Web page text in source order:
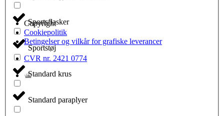
Sportsflasker
Sportstøj
Standard krus
Standard paraplyer
Copyright
Cookiepolitik
Betingelser og vilkår for grafiske leverancer
CVR nr. 2421 0774